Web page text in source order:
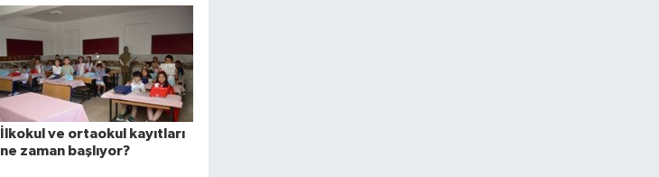
İlkokul ve ortaokul kayıtları
ne zaman başlıyor?